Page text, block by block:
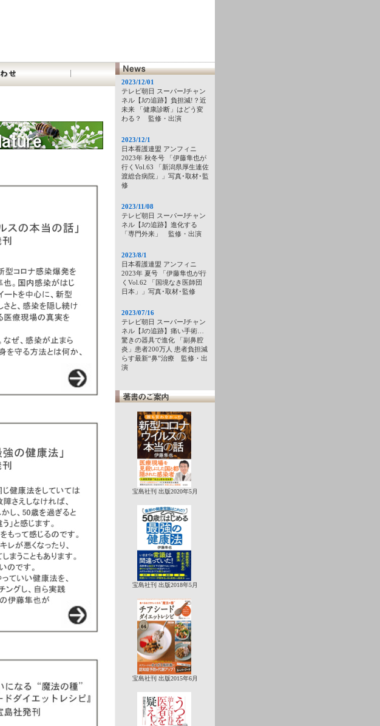
2023/12/01
テレビ朝日 スーパーJチャン
ネル【Jの追跡】負担減!？近
未来 「健康診断」はどう変
わる？ 監修・出演
2023/12/1
日本看護連盟 アンフィニ
2023年 秋冬号 「伊藤隼也が
行くVol.63 「新潟県厚生連佐
渡総合病院」」写真･取材･監
修
2023/11/08
テレビ朝日 スーパーJチャン
ネル【Jの追跡】進化する
「専門外来」 監修・出演
2023/8/1
日本看護連盟 アンフィニ
2023年 夏号 「伊藤隼也が行
くVol.62 「国境なき医師団
日本」」写真･取材･監修
2023/07/16
テレビ朝日 スーパーJチャン
ネル【Jの追跡】痛い手術…
驚きの器具で進化 「副鼻腔
炎」患者200万人 患者負担減
らす最新“鼻”治療 監修・出
演
宝島社刊 出版2020年5月
宝島社刊 出版2018年5月
宝島社刊 出版2015年6月